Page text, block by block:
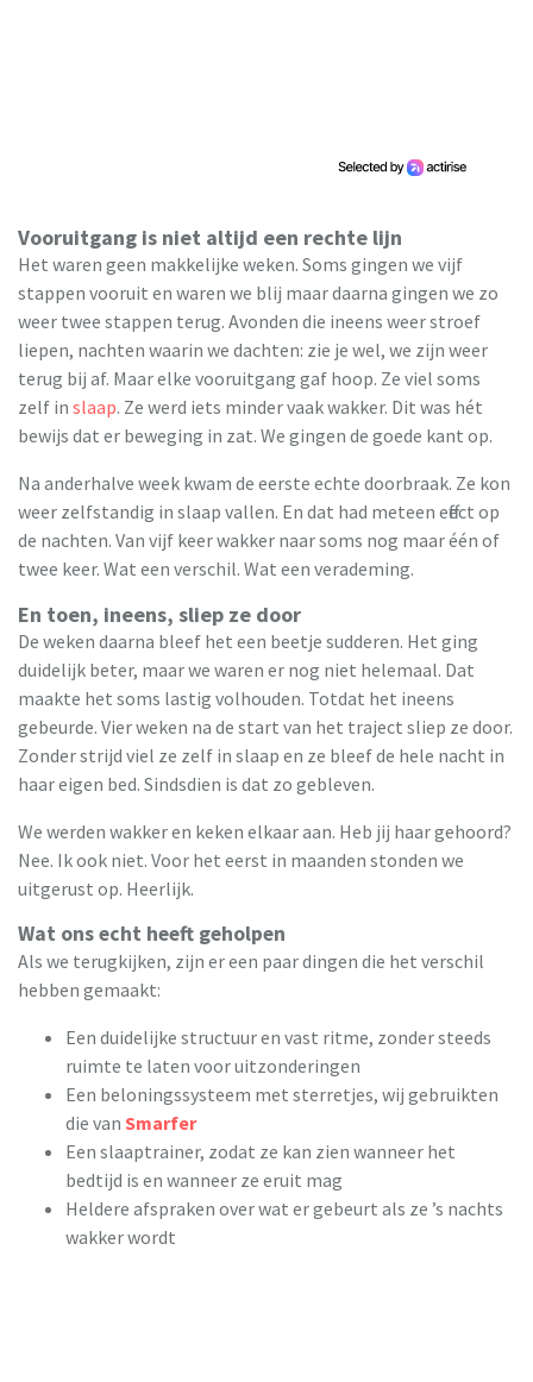
Vooruitgang is niet altijd een rechte lijn
Het waren geen makkelijke weken. Soms gingen we vijf
stappen vooruit en waren we blij maar daarna gingen we zo
weer twee stappen terug. Avonden die ineens weer stroef
liepen, nachten waarin we dachten: zie je wel, we zijn weer
terug bij af. Maar elke vooruitgang gaf hoop. Ze viel soms
zelf in slaap. Ze werd iets minder vaak wakker. Dit was hét
bewijs dat er beweging in zat. We gingen de goede kant op.
Na anderhalve week kwam de eerste echte doorbraak. Ze kon
weer zelfstandig in slaap vallen. En dat had meteen effect op
de nachten. Van vijf keer wakker naar soms nog maar één of
twee keer. Wat een verschil. Wat een verademing.
En toen, ineens, sliep ze door
De weken daarna bleef het een beetje sudderen. Het ging
duidelijk beter, maar we waren er nog niet helemaal. Dat
maakte het soms lastig volhouden. Totdat het ineens
gebeurde. Vier weken na de start van het traject sliep ze door.
Zonder strijd viel ze zelf in slaap en ze bleef de hele nacht in
haar eigen bed. Sindsdien is dat zo gebleven.
We werden wakker en keken elkaar aan. Heb jij haar gehoord?
Nee. Ik ook niet. Voor het eerst in maanden stonden we
uitgerust op. Heerlijk.
Wat ons echt heeft geholpen
Als we terugkijken, zijn er een paar dingen die het verschil
hebben gemaakt:
Een duidelijke structuur en vast ritme, zonder steeds
ruimte te laten voor uitzonderingen
Een beloningssysteem met sterretjes, wij gebruikten
die van Smarfer
Een slaaptrainer, zodat ze kan zien wanneer het
bedtijd is en wanneer ze eruit mag
Heldere afspraken over wat er gebeurt als ze ’s nachts
wakker wordt